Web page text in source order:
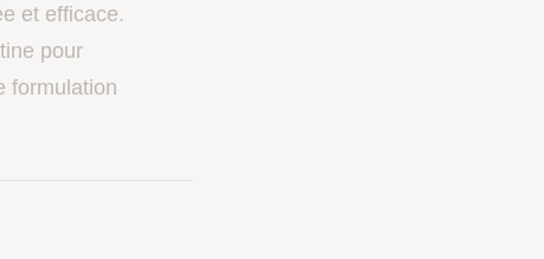
et efficace.
pour
formulation